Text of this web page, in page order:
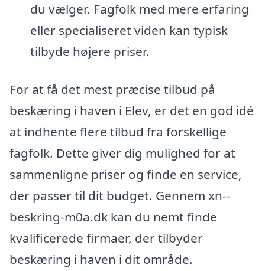
du vælger. Fagfolk med mere erfaring
eller specialiseret viden kan typisk
tilbyde højere priser.
For at få det mest præcise tilbud på
beskæring i haven i Elev, er det en god idé
at indhente flere tilbud fra forskellige
fagfolk. Dette giver dig mulighed for at
sammenligne priser og finde en service,
der passer til dit budget. Gennem xn--
beskring-m0a.dk kan du nemt finde
kvalificerede firmaer, der tilbyder
beskæring i haven i dit område.